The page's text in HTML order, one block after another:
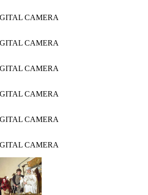
CAMERA
CAMERA
CAMERA
CAMERA
CAMERA
CAMERA